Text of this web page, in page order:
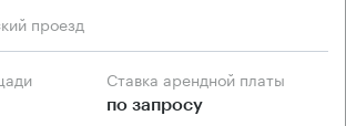
проезд
Ставка арендной платы
по запросу